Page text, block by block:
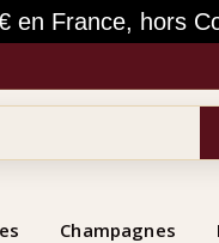
en France, hors
Champagnes